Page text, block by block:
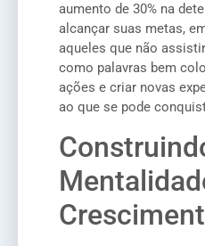
aumento de 30% na
alcançar suas metas,
aqueles que não
como palavras bem
ações e criar novas
ao que se pode